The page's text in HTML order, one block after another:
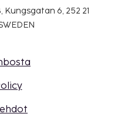
Kungsgatan 6, 252 21